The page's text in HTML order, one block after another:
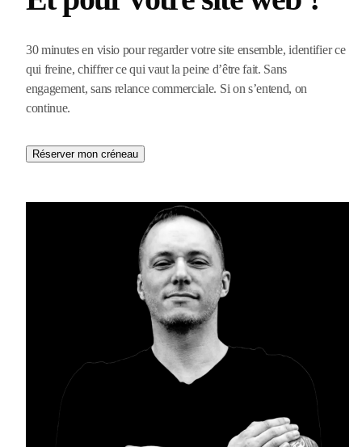
30 minutes en visio pour regarder votre site ensemble, identifier ce
qui freine, chiffrer ce qui vaut la peine d’être fait. Sans
engagement, sans relance commerciale. Si on s’entend, on
continue.
Réserver mon créneau